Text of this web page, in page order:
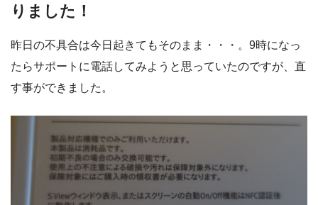
りました！
昨日の不具合は今日起きてもそのまま・・・。9時になっ
たらサポートに電話してみようと思っていたのですが、直
す事ができました。